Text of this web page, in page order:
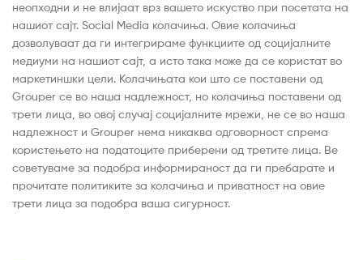
неопходни и не влијаат врз вашето искуство при посетата на
нашиот сајт. Social Media колачиња. Овие колачиња
дозволуваат да ги интегрираме функциите од социјалните
медиуми на нашиот сајт, а исто така може да се користат во
маркетиншки цели. Колачињата кои што се поставени од
Grouper се во наша надлежност, но колачиња поставени од
трети лица, во овој случај социјалните мрежи, не се во наша
надлежност и Grouper нема никаква одговорност спрема
користењето на податоците приберени од третите лица. Ве
советуваме за подобра информираност да ги пребарате и
прочитате политиките за колачиња и приватност на овие
трети лица за подобра ваша сигурност.